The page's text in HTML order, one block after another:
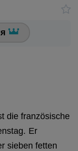
die französische
Er
sieben fetten